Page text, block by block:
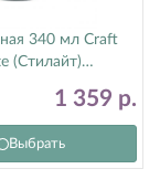
340 мл Craft
(Стилайт)
1 359 р.
Выбрать